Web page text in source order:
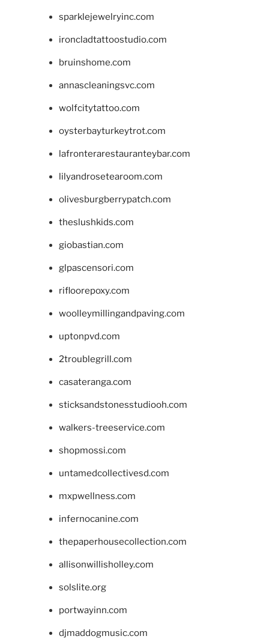
sparklejewelryinc.com
ironcladtattoostudio.com
bruinshome.com
annascleaningsvc.com
wolfcitytattoo.com
oysterbayturkeytrot.com
lafronterarestauranteybar.com
lilyandrosetearoom.com
olivesburgberrypatch.com
theslushkids.com
giobastian.com
glpascensori.com
rifloorepoxy.com
woolleymillingandpaving.com
uptonpvd.com
2troublegrill.com
casateranga.com
sticksandstonesstudiooh.com
walkers-treeservice.com
shopmossi.com
untamedcollectivesd.com
mxpwellness.com
infernocanine.com
thepaperhousecollection.com
allisonwillisholley.com
solslite.org
portwayinn.com
djmaddogmusic.com